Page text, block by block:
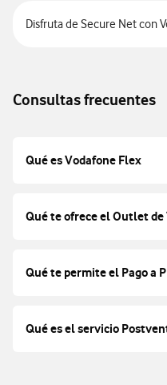
Disfruta de Secure Net con
Consultas frecuentes
Qué es Vodafone Flex
Qué te ofrece el Outlet de
Qué te permite el Pago a
Qué es el servicio